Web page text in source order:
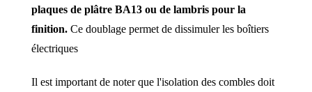
plaques de plâtre BA13 ou de lambris pour la
finition. Ce doublage permet de dissimuler les boîtiers
électriques
Il est important de noter que l'isolation des combles doit